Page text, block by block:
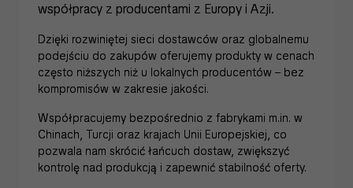
współpracy z producentami z Europy i Azji.
Dzięki rozwiniętej sieci dostawców oraz globalnemu
podejściu do zakupów oferujemy produkty w cenach
często niższych niż u lokalnych producentów – bez
kompromisów w zakresie jakości.
Współpracujemy bezpośrednio z fabrykami m.in. w
Chinach, Turcji oraz krajach Unii Europejskiej, co
pozwala nam skrócić łańcuch dostaw, zwiększyć
kontrolę nad produkcją i zapewnić stabilność oferty.